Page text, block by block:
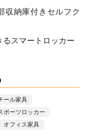
収納庫付きセルフク
るスマートロッカー
ール家具
ポーツロッカー
オフィス家具